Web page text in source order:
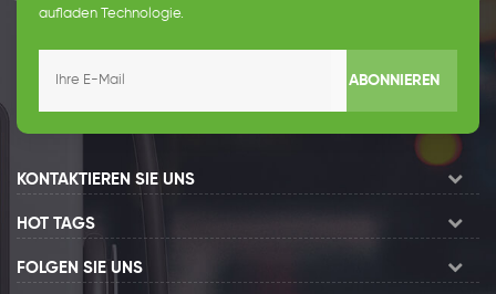
aufladen Technologie.
ABONNIEREN
KONTAKTIEREN SIE UNS
HOT TAGS
FOLGEN SIE UNS